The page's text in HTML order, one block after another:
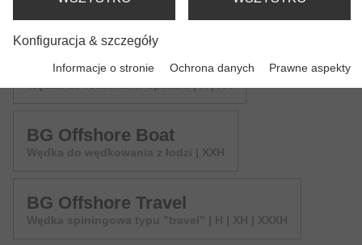
BG Offshore Pilk
BG Offshore Boat
Wędka do wędkowania z łodzi | XXH
BG Offshore Travel
Wędka spiningowa typu "travel" | H | XH | XXXH
Konfiguracja & szczegóły
Informacje o stronie Ochrona danych Prawne aspekty